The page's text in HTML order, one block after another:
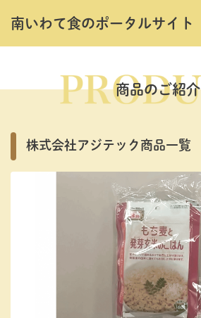
南いわて⾷のポータルサイト
the
商品のご紹介
株式会社アジテック商品一覧